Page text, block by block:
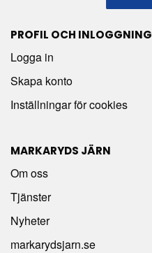
PROFIL OCH INLOGGNING
Logga in
Skapa konto
Inställningar för cookies
MARKARYDS JÄRN
Om oss
Tjänster
Nyheter
markarydsjarn.se